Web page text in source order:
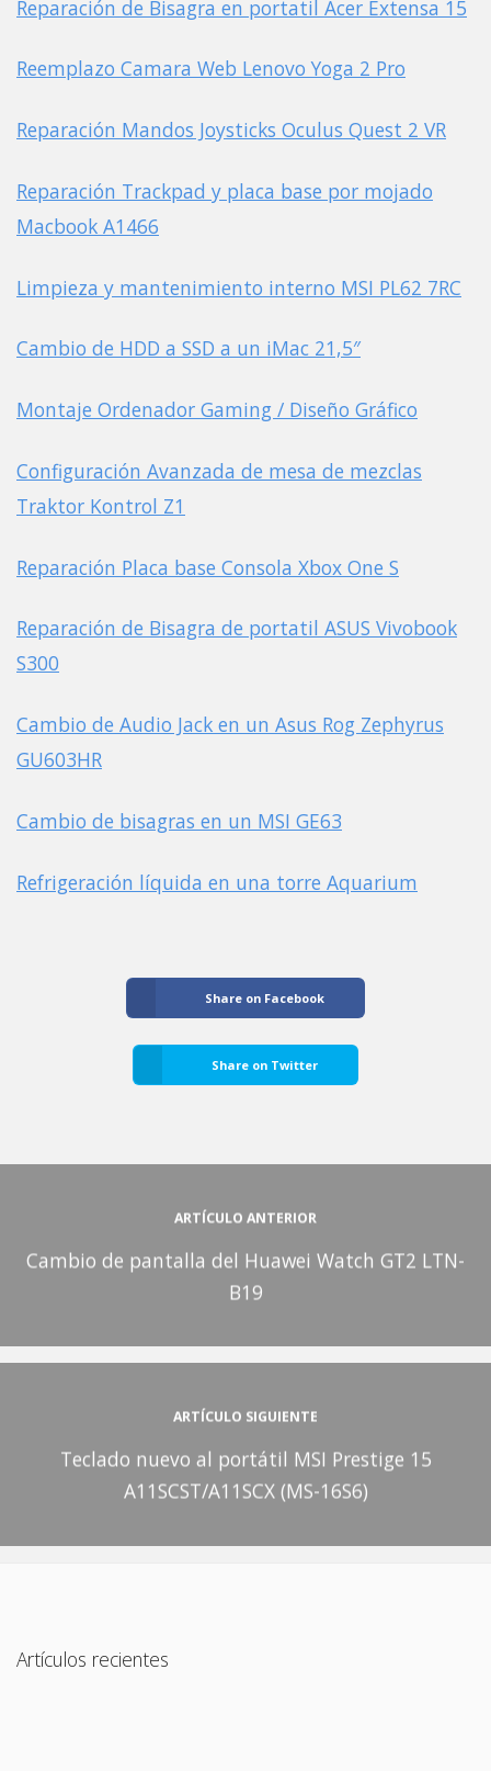
Reparación de Bisagra en portatil Acer Extensa 15
Reemplazo Camara Web Lenovo Yoga 2 Pro
Reparación Mandos Joysticks Oculus Quest 2 VR
Reparación Trackpad y placa base por mojado
Macbook A1466
Limpieza y mantenimiento interno MSI PL62 7RC
Cambio de HDD a SSD a un iMac 21,5″
Montaje Ordenador Gaming / Diseño Gráfico
Configuración Avanzada de mesa de mezclas
Traktor Kontrol Z1
Reparación Placa base Consola Xbox One S
Reparación de Bisagra de portatil ASUS Vivobook
S300
Cambio de Audio Jack en un Asus Rog Zephyrus
GU603HR
Cambio de bisagras en un MSI GE63
Refrigeración líquida en una torre Aquarium
Share on Facebook
Share on Twitter
ARTÍCULO ANTERIOR
Cambio de pantalla del Huawei Watch GT2 LTN-
B19
ARTÍCULO SIGUIENTE
Teclado nuevo al portátil MSI Prestige 15
A11SCST/A11SCX (MS-16S6)
Artículos recientes